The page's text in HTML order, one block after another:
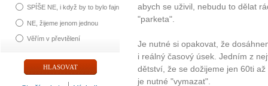
SPÍŠE NE, i když by to bylo fajn
NE, žijeme jenom jednou
Věřím v převtělení
abych se uživil, nebudu to dělat
"parketa".
Je nutné si opakovat, že
i reálný časový úsek. Jedním z
dětství, že se dožijeme jen 60ti
je nutné "vymazat".